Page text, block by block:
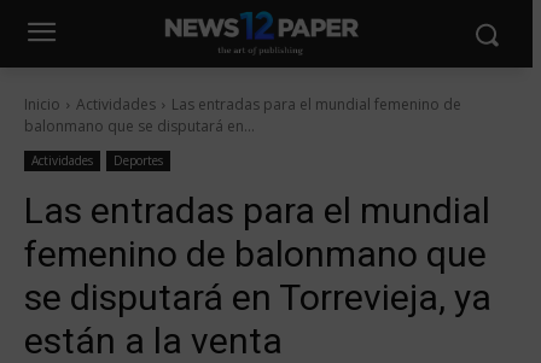
Inicio Actividades
Las entradas para el mundial femenino de
balonmano que se disputará en...
Actividades Deportes
Las entradas para el mundial
femenino de balonmano que
se disputará en Torrevieja, ya
están a la venta